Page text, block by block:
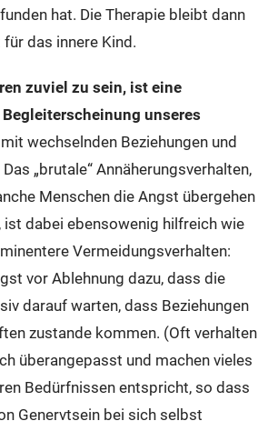
hat. Die Therapie bleibt dann
das innere Kind.
zuviel zu sein, ist eine
unseres
mit wechselnden Beziehungen und
„brutale“ Annäherungsverhalten,
Menschen die Angst übergehen
ist dabei ebensowenig hilfreich wie
Vermeidungsverhalten:
vor Ablehnung dazu, dass die
darauf warten, dass Beziehungen
zustande kommen. (Oft verhalten
überangepasst und machen vieles
Bedürfnissen entspricht, so dass
Genervtsein bei sich selbst